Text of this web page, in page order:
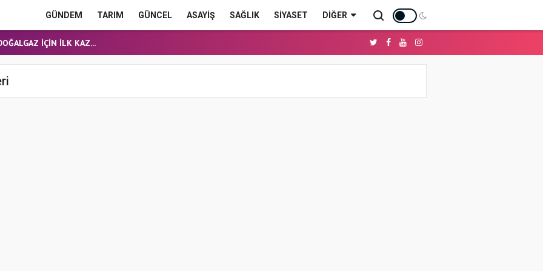
GÜNDEM TARIM GÜNCEL ASAYİŞ SAĞLIK SİYASET DIĞER
HEYECANI
İÇİN İLK KAZ...
devrildi: 21...
HALDE ÖLÜ BULUN...
HEYECANI